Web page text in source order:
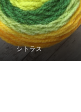
シトラス